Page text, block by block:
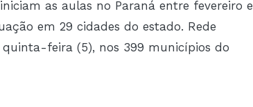
as aulas no Paraná entre fevereiro e
em 29 cidades do estado. Rede
feira (5), nos 399 municípios do